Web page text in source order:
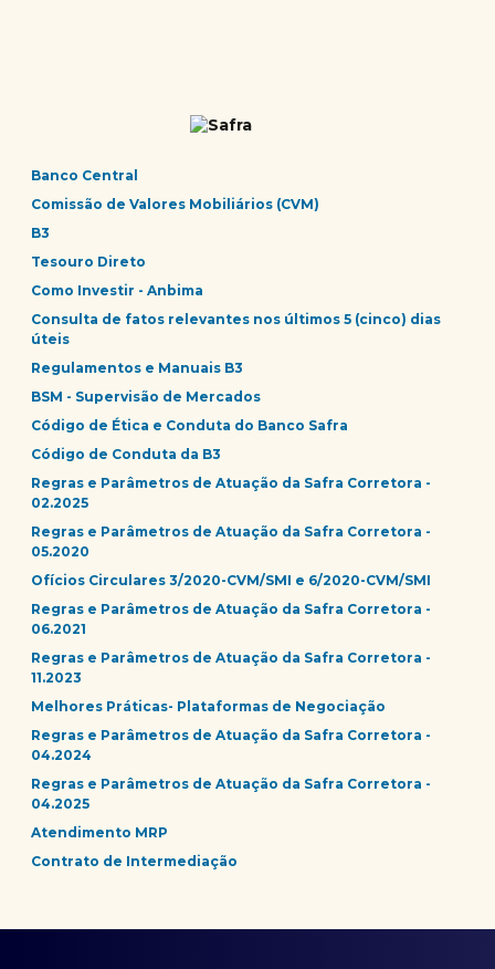
Banco Central
Comissão de Valores Mobiliários (CVM)
B3
Tesouro Direto
Como Investir - Anbima
Consulta de fatos relevantes nos últimos 5 (cinco) dias
úteis
Regulamentos e Manuais B3
BSM - Supervisão de Mercados
Código de Ética e Conduta do Banco Safra
Código de Conduta da B3
Regras e Parâmetros de Atuação da Safra Corretora -
02.2025
Regras e Parâmetros de Atuação da Safra Corretora -
05.2020
Ofícios Circulares 3/2020-CVM/SMI e 6/2020-CVM/SMI
Regras e Parâmetros de Atuação da Safra Corretora -
06.2021
Regras e Parâmetros de Atuação da Safra Corretora -
11.2023
Melhores Práticas- Plataformas de Negociação
Regras e Parâmetros de Atuação da Safra Corretora -
04.2024
Regras e Parâmetros de Atuação da Safra Corretora -
04.2025
Atendimento MRP
Contrato de Intermediação